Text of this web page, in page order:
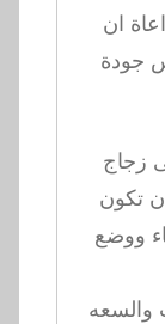
ان
جودة
تكون
ووضع
والسعه